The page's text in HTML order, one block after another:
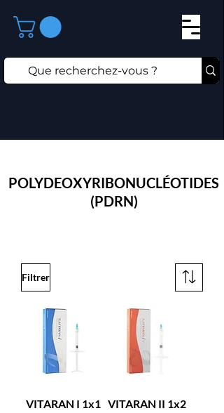
⁠POLYDEOXYRIBONUCLÉOTIDES
(PDRN)
Filtrer
VITARAN I 1x1 VITARAN II 1x2